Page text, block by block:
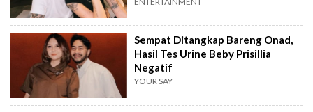
Sempat Ditangkap Bareng Onad,
Hasil Tes Urine Beby Prisillia
Negatif
YOUR SAY